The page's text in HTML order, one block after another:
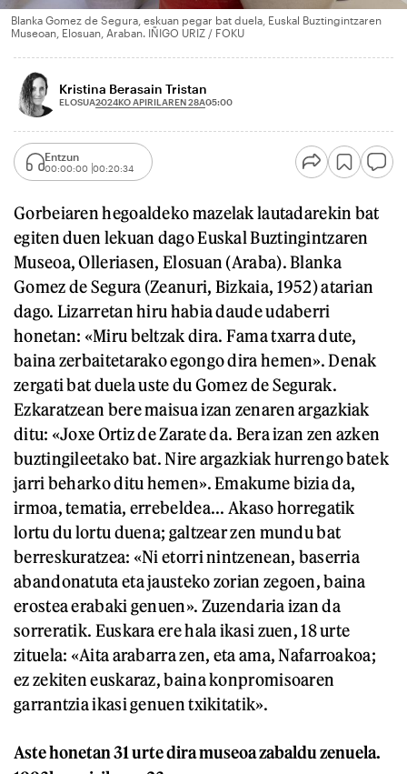
Blanka Gomez de Segura, eskuan pegar bat duela, Euskal Buztingintzaren
Museoan, Elosuan, Araban. IÑIGO URIZ / FOKU
Kristina Berasain Tristan
ELOSUA2024KO APIRILAREN 28A05:00
Entzun
00:00:00 00:20:34
Gorbeiaren hegoaldeko mazelak lautadarekin bat
egiten duen lekuan dago Euskal Buztingintzaren
Museoa, Olleriasen, Elosuan (Araba). Blanka
Gomez de Segura (Zeanuri, Bizkaia, 1952) atarian
dago. Lizarretan hiru habia daude udaberri
honetan: «Miru beltzak dira. Fama txarra dute,
baina zerbaitetarako egongo dira hemen». Denak
zergati bat duela uste du Gomez de Segurak.
Ezkaratzean bere maisua izan zenaren argazkiak
ditu: «Joxe Ortiz de Zarate da. Bera izan zen azken
buztingileetako bat. Nire argazkiak hurrengo batek
jarri beharko ditu hemen». Emakume bizia da,
irmoa, tematia, errebeldea... Akaso horregatik
lortu du lortu duena; galtzear zen mundu bat
berreskuratzea: «Ni etorri nintzenean, baserria
abandonatuta eta jausteko zorian zegoen, baina
erostea erabaki genuen». Zuzendaria izan da
sorreratik. Euskara ere hala ikasi zuen, 18 urte
zituela: «Aita arabarra zen, eta ama, Nafarroakoa;
ez zekiten euskaraz, baina konpromisoaren
garrantzia ikasi genuen txikitatik».
Aste honetan 31 urte dira museoa zabaldu zenuela.